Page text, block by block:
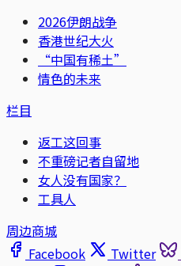
2026伊朗战争
香港世纪大火
“中国有稀土”
情色的未来
栏目
返工这回事
不重磅记者自留地
女人没有国家？
工具人
周边商城
Facebook
Twitter